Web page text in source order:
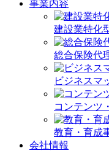
事業内容
建設業特化
総合保険代
ビジネスマ
コンテンツ
教育・育成
会社情報